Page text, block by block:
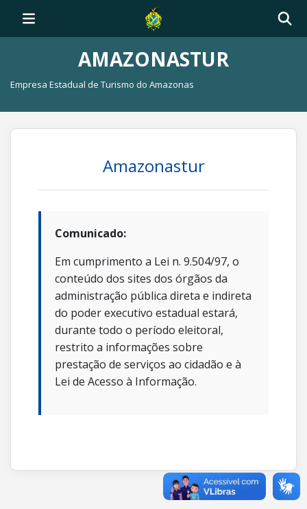
AMAZONASTUR
Empresa Estadual de Turismo do Amazonas
Amazonastur
Comunicado:
Em cumprimento a Lei n. 9.504/97, o
conteúdo dos sites dos órgãos da
administração pública direta e indireta
do poder executivo estadual estará,
durante todo o período eleitoral,
restrito a informações sobre
prestação de serviços ao cidadão e à
Lei de Acesso à Informação.